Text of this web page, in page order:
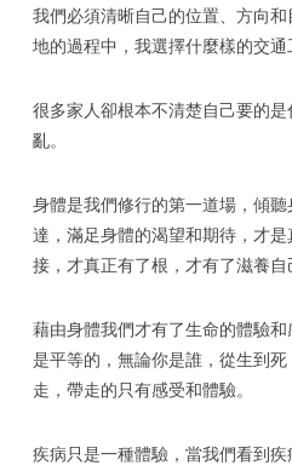
我們必須清晰自己的位置、方向
地的過程中，我選擇什麼樣的交通
很多家人卻根本不清楚自己要的
亂。
身體是我們修行的第一道場，傾
達，滿足身體的渴望和期待，才
接，才真正有了根，才有了滋養自
藉由身體我們才有了生命的體驗
是平等的，無論你是誰，從生到
走，帶走的只有感受和體驗。
疾病只是一種體驗，當我們看到